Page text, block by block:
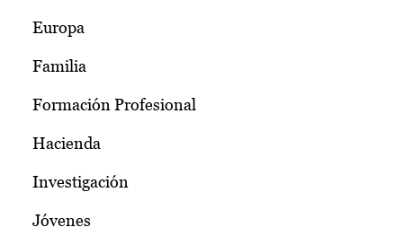
Europa
Familia
Formación Profesional
Hacienda
Investigación
Jóvenes